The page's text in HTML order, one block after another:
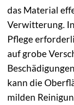
das Material
Verwitterung.
Pflege
auf grobe
kann die
milden